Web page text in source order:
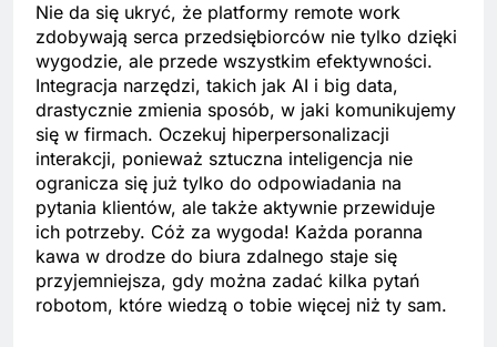
Nie da się ukryć, że platformy remote work
zdobywają serca przedsiębiorców nie tylko dzięki
wygodzie, ale przede wszystkim efektywności.
Integracja narzędzi, takich jak AI i big data,
drastycznie zmienia sposób, w jaki komunikujemy
się w firmach. Oczekuj hiperpersonalizacji
interakcji, ponieważ sztuczna inteligencja nie
ogranicza się już tylko do odpowiadania na
pytania klientów, ale także aktywnie przewiduje
ich potrzeby. Cóż za wygoda! Każda poranna
kawa w drodze do biura zdalnego staje się
przyjemniejsza, gdy można zadać kilka pytań
robotom, które wiedzą o tobie więcej niż ty sam.